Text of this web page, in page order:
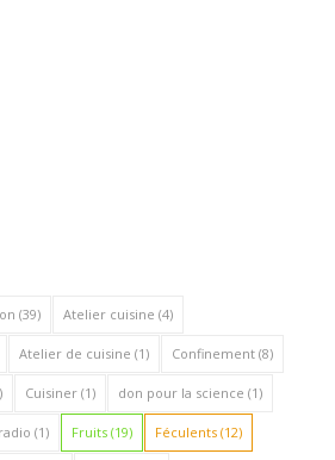
(39) Atelier cuisine (4)
Atelier de cuisine (1) Confinement(8)
Cuisiner(1) don pour la science (1)
(1) Fruits(19) Féculents(12)